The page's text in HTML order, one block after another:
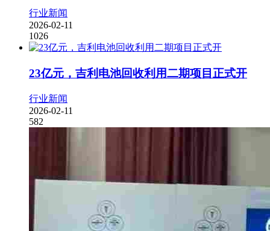
行业新闻
2026-02-11
1026
23亿元，吉利电池回收利用二期项目正式开
行业新闻
2026-02-11
582